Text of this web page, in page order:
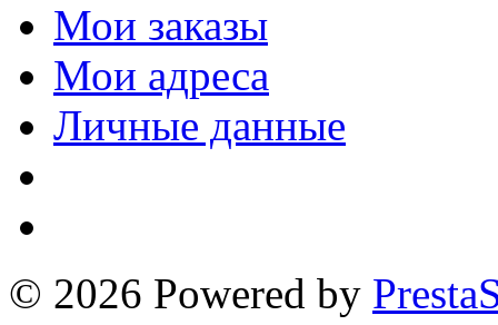
Мои заказы
Мои адреса
Личные данные
© 2026 Powered by